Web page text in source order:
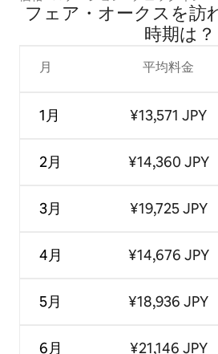
フェア・オークスを訪⁠
時⁠期⁠は⁠？
月
1月
2月
3月
4月
5月
6月
平均料金
¥13,571 JPY
¥14,360 JPY
¥19,725 JPY
¥14,676 JPY
¥18,936 JPY
¥21,146 JPY